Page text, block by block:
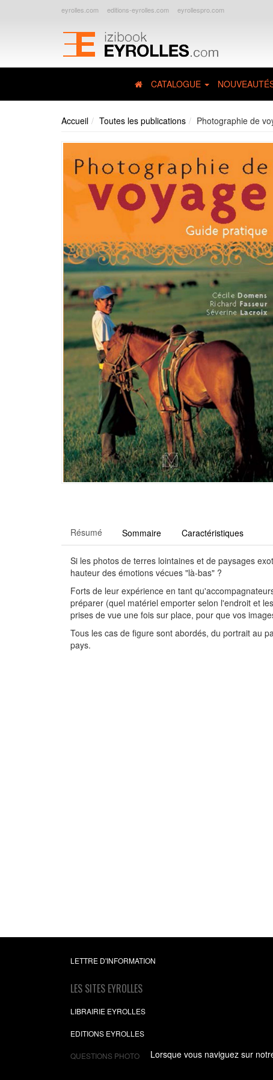
Lorsque vous naviguez sur
eyrolles.com editions-eyrolles.com eyrollespro.com
CATALOGUE
Accueil Toutes les publications Photographie de
Résumé Sommaire Caractéristiques
Si les photos de terres lointaines et de paysages
hauteur des émotions vécues "là-bas" ?
Forts de leur expérience en tant
préparer (quel matériel emporter selon l'endroit et
prises de vue une fois sur place, pour que vos
Tous les cas de figure sont abordés, du portrait au
pays.
LETTRE D'INFORMATION
LES SITES EYROLLES
LIBRAIRIE EYROLLES
EDITIONS EYROLLES
QUESTIONS PHOTO